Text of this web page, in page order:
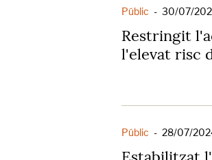
Públic - 30/07/
Restringit
l'elevat risc
Públic - 28/07/